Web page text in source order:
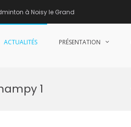
à Noisy le Grand
ACTUALITÉS PRÉSENTATION
1